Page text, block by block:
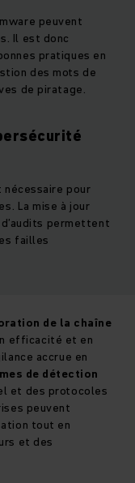
peuvent
Il est donc
pratiques en
des mots de
de piratage.
pour
La mise à jour
permettent
failles
de la chaîne
efficacité et en
accrue en
de détection
et des protocoles
peuvent
tout en
et des